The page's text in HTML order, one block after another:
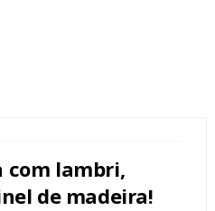
com lambri,
de madeira!